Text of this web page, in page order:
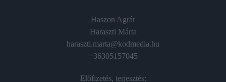
Haszon Agrár
Haraszti Márta
haraszti.marta@kodmedia.hu
+36305157045
Előfizetés, terjesztés: